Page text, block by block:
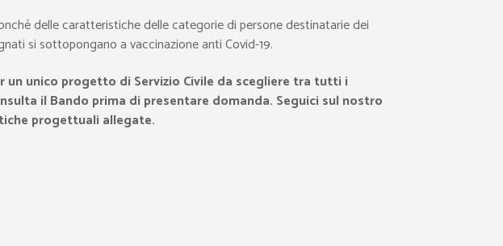
delle caratteristiche delle categorie di persone destinatarie dei
si sottopongano a vaccinazione anti Covid-19.
un unico progetto di Servizio Civile da scegliere tra tutti i
il Bando prima di presentare domanda. Seguici sul nostro
progettuali allegate.